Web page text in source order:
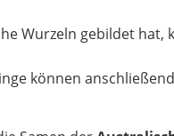
Wurzeln gebildet hat,
können